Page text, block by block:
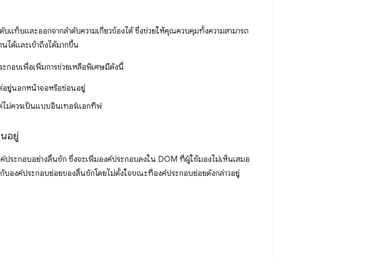
ท็บและออกจากลําดับความเกี่ยวข้องได้ ซึ่งช่วยให้คุณควบคุมทั้งความสามารถ
ได้และเข้าถึงได้มากขึ้น
กอบเพื่อเพิ่มการช่วยเหลือพิเศษมีดังนี้
อยู่นอกหน้าจอหรือซ่อนอยู่
ม่ควรเป็นแบบอินเทอร์แอกทีฟ
อยู่
ระกอบอย่างลิ้นชัก ซึ่งจะเพิ่มองค์ประกอบลงใน DOM ที่ผู้ใช้มองไม่เห็นเสมอ
องค์ประกอบย่อยของลิ้นชักโดยไม่ตั้งใจขณะที่องค์ประกอบย่อยดังกล่าวอยู่